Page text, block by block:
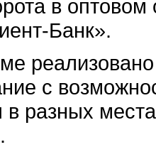
в
Банк».
с
разных